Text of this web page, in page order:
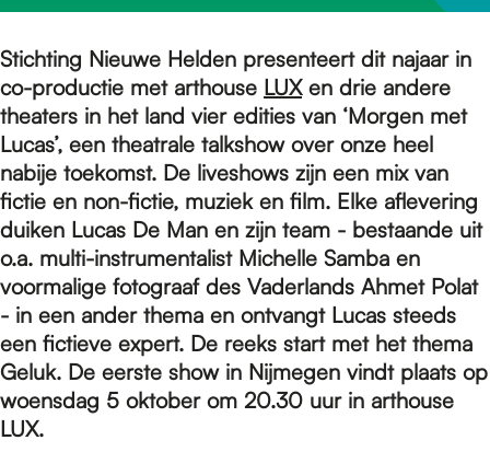
m
e
p
a
g
e
Stichting Nieuwe Helden presenteert dit najaar in
co-productie met arthouse LUXen drie andere
theaters in het land vier edities van ‘Morgen met
Lucas’, een theatrale talkshow over onze heel
nabije toekomst. De liveshows zijn een mix van
fictie en non-fictie, muziek en film. Elke aflevering
duiken Lucas De Man en zijn team - bestaande uit
o.a. multi-instrumentalist Michelle Samba en
voormalige fotograaf des Vaderlands Ahmet Polat
- in een ander thema en ontvangt Lucas steeds
een fictieve expert. De reeks start met het thema
Geluk. De eerste show in Nijmegen vindt plaats op
woensdag 5 oktober om 20.30 uur in arthouse
LUX.